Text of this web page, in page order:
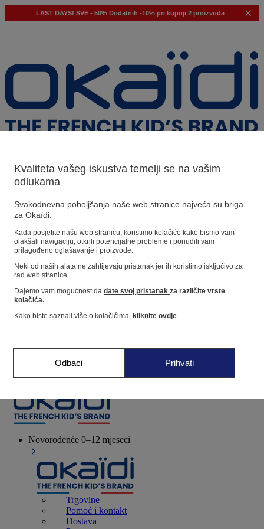
LAST DAYS! SVE - 50% Dodatnih -10% pri kupnji 2 proizvoda
Naši prijedlozi
Predloženi proizvodi
Pogledajte sve proizvode
Dućan
Novorođenče 0–12 mjeseci
Trgovine
Pomoć i kontakt
Dostava
Kvaliteta vašeg iskustva temelji se na vašim
odlukama
Svakodnevna poboljšanja naše web stranice najveća su briga
za Okaïdi.
Kada posjetite našu web stranicu, koristimo kolačiće kako bismo vam
olakšali navigaciju, otkrili potencijalne probleme i ponudili vam
prilagođeno oglašavanje i proizvode.
Neki od naših alata ne zahtijevaju pristanak jer ih koristimo isključivo za
rad web stranice.
Dajemo vam mogućnost da date svoj pristanak za različite vrste
kolačića.
Kako biste saznali više o kolačićima, kliknite ovdje.
Odbaci Prihvati